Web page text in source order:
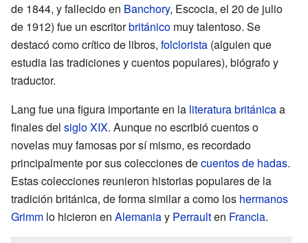
de 1844, y fallecido en Banchory, Escocia, el 20 de julio
de 1912) fue un escritorbritánico muy talentoso. Se
destacó como crítico de libros, folclorista (alguien que
estudia las tradiciones y cuentos populares), biógrafo y
traductor.
Lang fue una figura importante en la literatura británicaa
finales del siglo XIX. Aunque no escribió cuentos o
novelas muy famosas por sí mismo, es recordado
principalmente por sus colecciones decuentos de hadas.
Estas colecciones reunieron historias populares de la
tradición británica, de forma similar a como los hermanos
Grimm lo hicieron en Alemaniay Perraulten Francia.